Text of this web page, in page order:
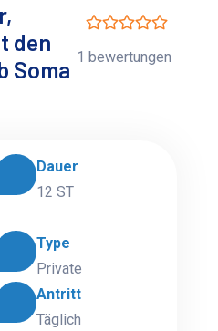
den
Soma 1 bewertungen
Dauer
12 ST
Type
Private
Antritt
Täglich